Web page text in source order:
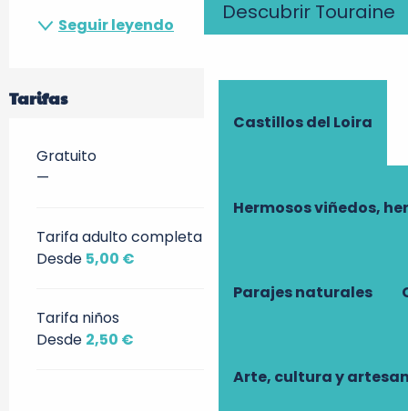
Descubrir Touraine
Castillos del Loira
Hermosos viñedos,
Parajes naturales
Arte, cultura y
Seguir leyendo
Tarifas
Gratuito
—
Tarifa adulto completa
Desde 5,00 €
Tarifa niños
Desde 2,50 €